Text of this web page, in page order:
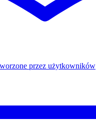
przez użytkowników